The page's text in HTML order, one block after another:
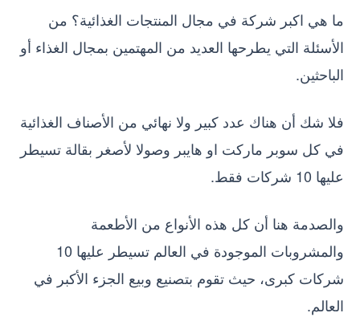
ما هي اكبر شركة في مجال المنتجات الغذائية؟ من
الأسئلة التي يطرحها العديد من المهتمين بمجال الغذاء أو
الباحثين.
فلا شك أن هناك عدد كبير ولا نهائي من الأصناف الغذائية
في كل سوبر ماركت او هايبر وصولا لأصغر بقالة تسيطر
عليها 10 شركات فقط.
والصدمة هنا أن كل هذه الأنواع من الأطعمة
والمشروبات الموجودة في العالم تسيطر عليها 10
شركات كبرى، حيث تقوم بتصنيع وبيع الجزء الأكبر في
العالم.